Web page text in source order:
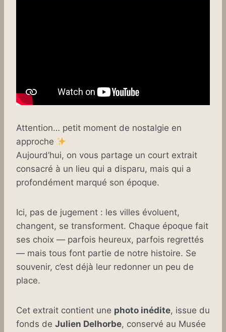
Attention… petit moment de nostalgie en
approche
Aujourd’hui, on vous partage un court extrait
consacré à un lieu qui a disparu, mais qui a
profondément marqué son époque.
Ici, pas de jugement : les villes évoluent,
changent, se transforment. Chaque époque fait
ses choix — parfois heureux, parfois regrettés
— mais tous font partie de notre histoire. Se
souvenir, c’est déjà leur redonner un peu de
place.
Cet extrait contient une photo inédite, issue du
fonds de Julien Delhorbe, conservé au Musée